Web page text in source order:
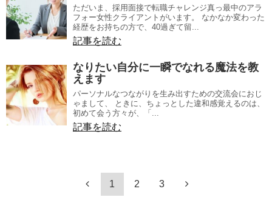
ただいま、採用面接で転職チャレンジ真っ最中のアラ
フォー女性クライアントがいます。 なかなか変わった
経歴をお持ちの方で、40過ぎて留...
記事を読む
なりたい自分に一瞬でなれる魔法を教
えます
パーソナルなつながりを生み出すための交流会におじ
ゃまして、 ときに、ちょっとした違和感覚えるのは、
初めて会う方々が、「...
記事を読む
1 2 3